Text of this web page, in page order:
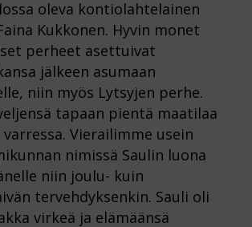
oleva kontiolahtelainen
Kukkonen. Hyvin monet
perheet asettuivat
jälkeen asumaan
niin myös Lytsyjen perhe.
tapaan pientä maatilaa
Vierailimme usein
nimissä Saulin luona
niin joulu- kuin
tervehdyksenkin. Sauli oli
virkeä ja elämäänsä